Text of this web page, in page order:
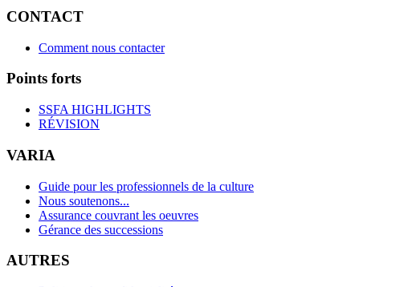
CONTACT
Comment nous contacter
Points forts
SSFA HIGHLIGHTS
RÉVISION
VARIA
Guide pour les professionnels de la culture
Nous soutenons...
Assurance couvrant les oeuvres
Gérance des successions
AUTRES